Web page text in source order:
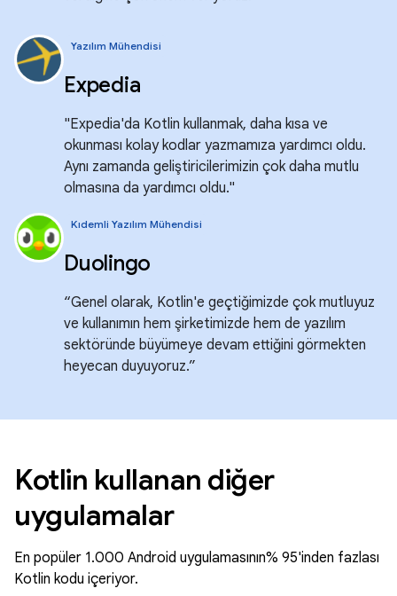
Yazılım Mühendisi
Expedia
"Expedia'da Kotlin kullanmak, daha kısa ve
okunması kolay kodlar yazmamıza yardımcı oldu.
Aynı zamanda geliştiricilerimizin çok daha mutlu
olmasına da yardımcı oldu."
Kıdemli Yazılım Mühendisi
Duolingo
“Genel olarak, Kotlin'e geçtiğimizde çok mutluyuz
ve kullanımın hem şirketimizde hem de yazılım
sektöründe büyümeye devam ettiğini görmekten
heyecan duyuyoruz.”
Kotlin kullanan diğer
uygulamalar
En popüler 1.000 Android uygulamasının% 95'inden fazlası
Kotlin kodu içeriyor.